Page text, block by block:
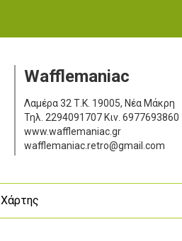
Wafflemaniac
Λαμέρα 32 Τ.Κ. 19005, Νέα Μάκρη
Τηλ. 2294091707 Κιν. 6977693860
www.wafflemaniac.gr
wafflemaniac.retro@gmail.com
Χάρτης